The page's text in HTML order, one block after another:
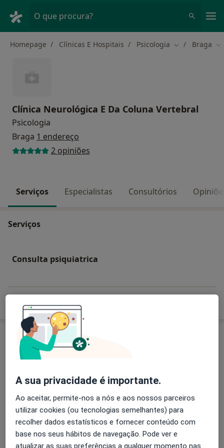
O que procura?
Homepage Clínicas E Hospitais Psicologia Mudar de
Braga
Clínica Neurológica E Da Coluna Vertebral
Psicologia
Braga 1 endereço
2 opiniões
Serviços Especialistas Consultórios
Serviços
Consulta psiquiatrica
Como mostramos os preços?
Especialistas
Psicólogo
Adília Araújo
Psicólogo
A sua privacidade é importante.
Ao aceitar, permite-nos a nós e aos nossos parceiros
utilizar cookies (ou tecnologias semelhantes) para
recolher dados estatísticos e fornecer conteúdo com
base nos seus hábitos de navegação. Pode ver e
atualizar as suas preferências a qualquer momento nas